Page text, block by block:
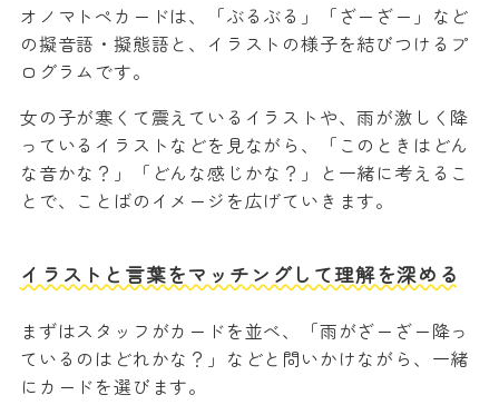
オノマトペカードは、「ぶるぶる」「ざーざー」など
の擬音語・擬態語と、イラストの様子を結びつけるプ
ログラムです。
女の子が寒くて震えているイラストや、雨が激しく降
っているイラストなどを見ながら、「このときはどん
な音かな？」「どんな感じかな？」と一緒に考えるこ
とで、ことばのイメージを広げていきます。
イラストと言葉をマッチングして理解を深める
まずはスタッフがカードを並べ、「雨がざーざー降っ
ているのはどれかな？」などと問いかけながら、一緒
にカードを選びます。